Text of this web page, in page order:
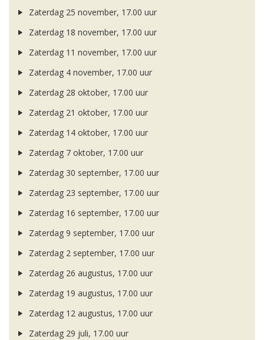
Zaterdag 25 november, 17.00 uur
Zaterdag 18 november, 17.00 uur
Zaterdag 11 november, 17.00 uur
Zaterdag 4 november, 17.00 uur
Zaterdag 28 oktober, 17.00 uur
Zaterdag 21 oktober, 17.00 uur
Zaterdag 14 oktober, 17.00 uur
Zaterdag 7 oktober, 17.00 uur
Zaterdag 30 september, 17.00 uur
Zaterdag 23 september, 17.00 uur
Zaterdag 16 september, 17.00 uur
Zaterdag 9 september, 17.00 uur
Zaterdag 2 september, 17.00 uur
Zaterdag 26 augustus, 17.00 uur
Zaterdag 19 augustus, 17.00 uur
Zaterdag 12 augustus, 17.00 uur
Zaterdag 29 juli, 17.00 uur